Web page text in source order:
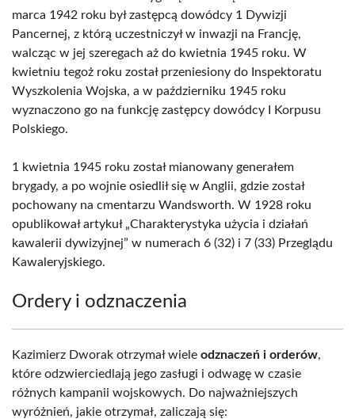
marca 1942 roku był zastępcą dowódcy 1 Dywizji
Pancernej, z którą uczestniczył w inwazji na Francję,
walcząc w jej szeregach aż do kwietnia 1945 roku. W
kwietniu tegoż roku został przeniesiony do Inspektoratu
Wyszkolenia Wojska, a w październiku 1945 roku
wyznaczono go na funkcję zastępcy dowódcy I Korpusu
Polskiego.
1 kwietnia 1945 roku został mianowany generałem
brygady, a po wojnie osiedlił się w Anglii, gdzie został
pochowany na cmentarzu Wandsworth. W 1928 roku
opublikował artykuł „Charakterystyka użycia i działań
kawalerii dywizyjnej” w numerach 6 (32) i 7 (33) Przeglądu
Kawaleryjskiego.
Ordery i odznaczenia
Kazimierz Dworak otrzymał wiele odznaczeń i orderów,
które odzwierciedlają jego zasługi i odwagę w czasie
różnych kampanii wojskowych. Do najważniejszych
wyróżnień, jakie otrzymał, zaliczają się: